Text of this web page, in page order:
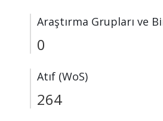
Araştırma Grupları ve
0
Atıf (WoS)
264